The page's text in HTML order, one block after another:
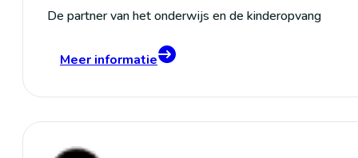
De partner van het onderwijs en de kinderopvang
Meer informatie